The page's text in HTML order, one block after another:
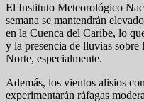
El Instituto Meteorológico
semana se mantendrán
en la Cuenca del Caribe, lo
y la presencia de lluvias
Norte, especialmente.
Además, los vientos alisios
experimentarán ráfagas